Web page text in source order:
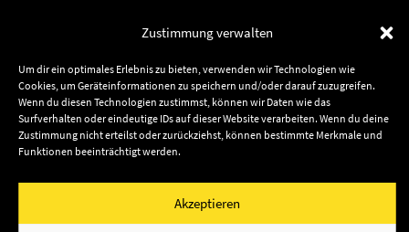
Zustimmung verwalten
Um dir ein optimales Erlebnis zu bieten, verwenden wir Technologien wie
Cookies, um Geräteinformationen zu speichern und/oder darauf zuzugreifen.
Wenn du diesen Technologien zustimmst, können wir Daten wie das
Surfverhalten oder eindeutige IDs auf dieser Website verarbeiten. Wenn du deine
Zustimmung nicht erteilst oder zurückziehst, können bestimmte Merkmale und
Funktionen beeinträchtigt werden.
Akzeptieren
Audiolith
News
Artists
Contact Us
Dates
Shop
Impressum Privacy